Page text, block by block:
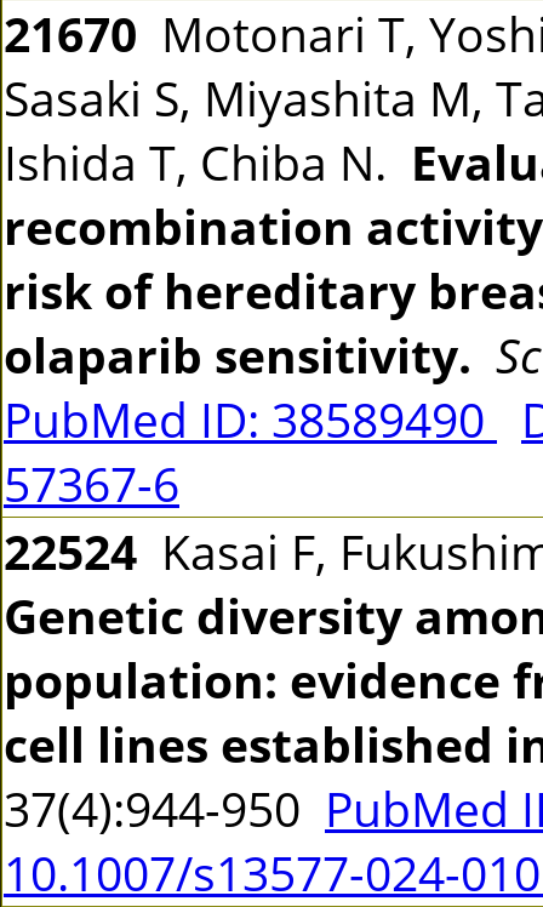
21670 Motonari T,
Sasaki S, Miyashita M,
Ishida T, Chiba N.
recombination
risk of hereditary
olaparib sensitivity.
PubMed ID: 38589490
57367-6
22524 Kasai F,
Genetic diversity
population: evidence
cell lines established
37(4):944-950 PubMed
10.1007/s13577-024-